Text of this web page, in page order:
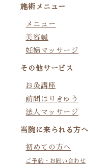
施術メニュー
メニュー
美容鍼
妊婦マッサージ
その他サービス
お灸講座
訪問はりきゅう
法人マッサージ
当院に来られる方へ
初めての方へ
ご予約・お問い合わせ